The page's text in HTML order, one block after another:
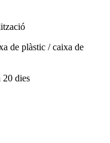
de plàstic / caixa de
20 dies